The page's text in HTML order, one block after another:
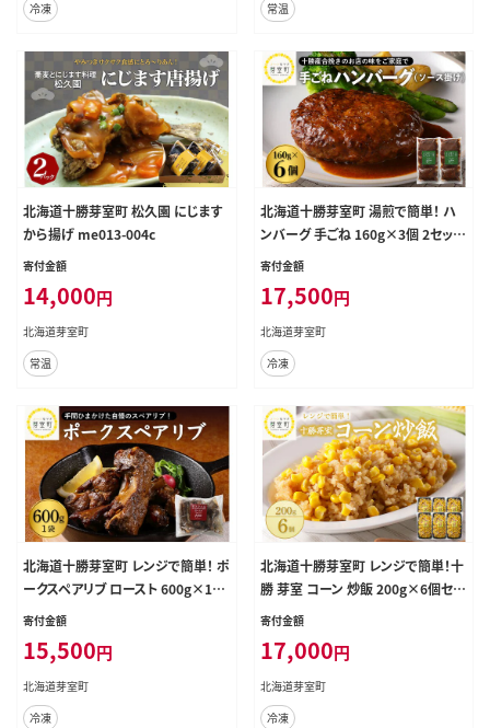
冷凍 常温
北海道十勝芽室町 松久園 にじます
から揚げ me013-004c
寄付金額
14,000円
北海道芽室町
常温
北海道十勝芽室町 湯煎で簡単！ ハ
ンバーグ 手ごね 160g×3個 2セット
＜レストランHiroオリジナル＞ me0
寄付金額
17,500円
北海道芽室町
冷凍
北海道十勝芽室町 レンジで簡単！ ポ
ークスペアリブ ロースト 600g×1個
1セット ＜レストランHiroオリジナル
寄付金額
15,500円
北海道芽室町
冷凍
北海道十勝芽室町 レンジで簡単！十
勝 芽室 コーン 炒飯 200g×6個セッ
ト me026-010c
寄付金額
17,000円
北海道芽室町
冷凍